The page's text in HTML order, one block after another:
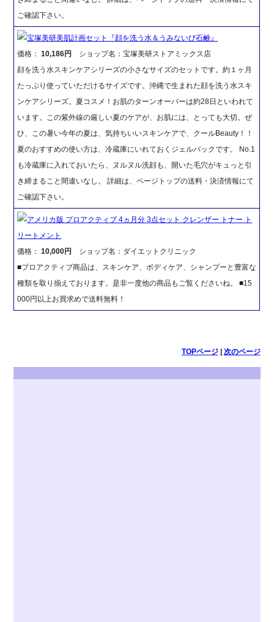
ご確認下さい。
宝塚美研美肌計画セット『顔を洗う水＆うみないび石鹸』
価格：10,186円
ショップ名：宝塚美研ストアミックス店
顔を洗う水スキンケアシリーズの小さなサイズのセットです。約１ヶ月
たっぷり使っていただけるサイズです。沖縄で生まれた顔を洗う水スキ
ンケアシリーズ。夏コスメ！お肌のターンオーバーは約28日といわれて
います。この紫外線の厳しい夏のケアが、お肌には、とっても大切。ぜ
ひ、この暑い今年の夏は、気持ちいいスキンケアで、クールBeauty！！
夏のおすすめの使い方は、冷蔵庫にいれておくジェルパックです。 No.1
も冷蔵庫に入れておいたら、ヌルヌル洗顔も、開いた毛穴がキュっと引
き締まること間違いなし。 詳細は、ページトップの送料・決済情報にて
ご確認下さい。
アメリカ版 プロアクティブ 4ヵ月分 3点セット クレンザー トナー ト
リートメント
価格：10,000円
ショップ名：ダイエットクリニック
■プロアクティブ商品は、スキンケア、ボディケア、シャンプーと豊富な
種類を取り揃えております。是非一度他の商品もご覧くださいね。 ■15
000円以上お買求めで送料無料！
TOPページ| 次のページ